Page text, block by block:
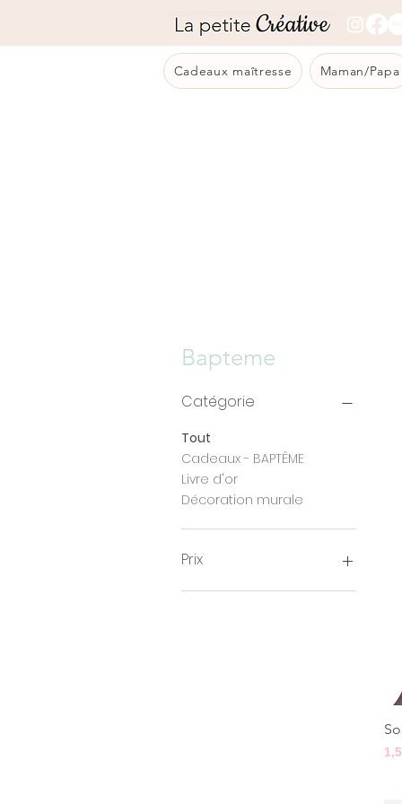
Cadeaux maîtresse Maman/Papa
Bapteme
Catégorie
Tout
Cadeaux - BAPTÊME
Livre d'or
Décoration murale
Prix